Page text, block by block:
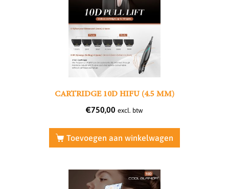
CARTRIDGE 10D HIFU (4.5 MM)
€750,00 excl. btw
Toevoegen aan winkelwagen